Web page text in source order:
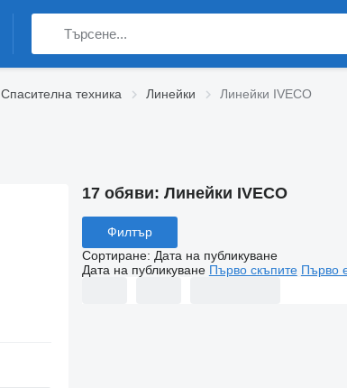
Спасителна техника Линейки Линейки IVECO
17 обяви: Линейки IVECO
Филтър
Сортиране: Дата на публикуване
Дата на публикуване Първо скъпите Първо